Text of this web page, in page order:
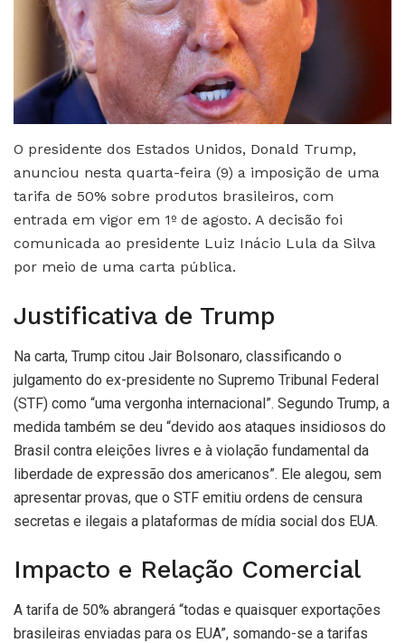
O presidente dos Estados Unidos, Donald Trump,
anunciou nesta quarta-feira (9) a imposição de uma
tarifa de 50% sobre produtos brasileiros, com
entrada em vigor em 1º de agosto. A decisão foi
comunicada ao presidente Luiz Inácio Lula da Silva
por meio de uma carta pública.
Justificativa de Trump
Na carta, Trump citou Jair Bolsonaro, classificando o
julgamento do ex-presidente no Supremo Tribunal Federal
(STF) como “uma vergonha internacional”. Segundo Trump, a
medida também se deu “devido aos ataques insidiosos do
Brasil contra eleições livres e à violação fundamental da
liberdade de expressão dos americanos”. Ele alegou, sem
apresentar provas, que o STF emitiu ordens de censura
secretas e ilegais a plataformas de mídia social dos EUA.
Impacto e Relação Comercial
A tarifa de 50% abrangerá “todas e quaisquer exportações
brasileiras enviadas para os EUA”, somando-se a tarifas